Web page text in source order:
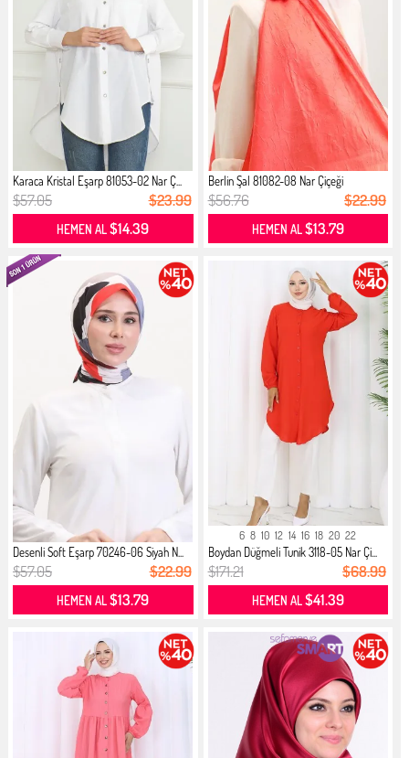
Karaca Kristal Eşarp 81053-02 Nar Ç...
$57.05 $23.99
HEMEN AL$14.39
Berlin Şal 81082-08 Nar Çiçeği
$56.76 $22.99
HEMEN AL$13.79
Desenli Soft Eşarp 70246-06 Siyah N...
$57.05 $22.99
HEMEN AL$13.79
6 8 10 12 14 16 18 20 22
Boydan Düğmeli Tunik 3118-05 Nar Çi...
$171.21 $68.99
HEMEN AL$41.39